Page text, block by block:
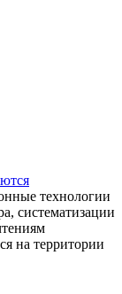
технологии
систематизации
на территории